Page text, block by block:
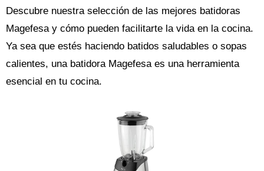
Descubre nuestra selección de las mejores batidoras
Magefesa y cómo pueden facilitarte la vida en la cocina.
Ya sea que estés haciendo batidos saludables o sopas
calientes, una batidora Magefesa es una herramienta
esencial en tu cocina.